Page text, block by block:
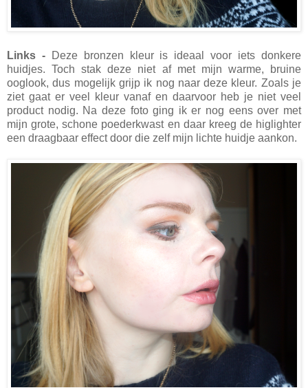
Links -Deze bronzen kleur is ideaal voor iets donkere
huidjes. Toch stak deze niet af met mijn warme, bruine
ooglook, dus mogelijk grijp ik nog naar deze kleur. Zoals je
ziet gaat er veel kleur vanaf en daarvoor heb je niet veel
product nodig. Na deze foto ging ik er nog eens over met
mijn grote, schone poederkwast en daar kreeg de higlighter
een draagbaar effect door die zelf mijn lichte huidje aankon.